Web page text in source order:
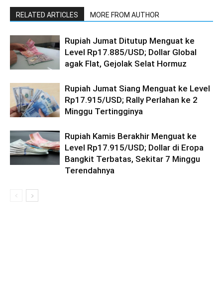
RELATED ARTICLES MORE FROM AUTHOR
Rupiah Jumat Ditutup Menguat ke
Level Rp17.885/USD; Dollar Global
agak Flat, Gejolak Selat Hormuz
Rupiah Jumat Siang Menguat ke Level
Rp17.915/USD; Rally Perlahan ke 2
Minggu Tertingginya
Rupiah Kamis Berakhir Menguat ke
Level Rp17.915/USD; Dollar di Eropa
Bangkit Terbatas, Sekitar 7 Minggu
Terendahnya